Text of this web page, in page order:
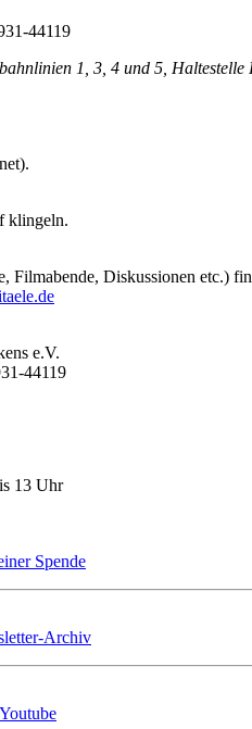
44119
1, 3, 4 und 5,
klingeln.
Filmabende, Diskussionen etc.)
e.V.
44119
13 Uhr
Spende
Archiv
Youtube